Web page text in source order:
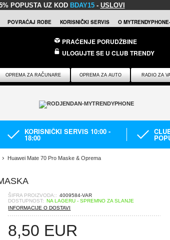
POPUSTA UZ KOD BDAY15 - USLOVI
POVRAĆAJ ROBE KORISNIČKI SERVIS O
PRAĆENJE PORUDŽBINE
ULOGUJTE SE U CLUB TRENDY
OPREMA ZA RAČUNARE OPREMA ZA AUTO RADIO ZA
KORISNIČKI SERVIS 10:00 -
18:00
Huawei Mate 70 Pro Maske & Oprema
ŠIFRA PROIZVODA:: 4009584-VAR
DOSTUPNOST: NA LAGERU - SPREMNO ZA SLANJE
INFORMACIJE O DOSTAVI
8,50 EUR